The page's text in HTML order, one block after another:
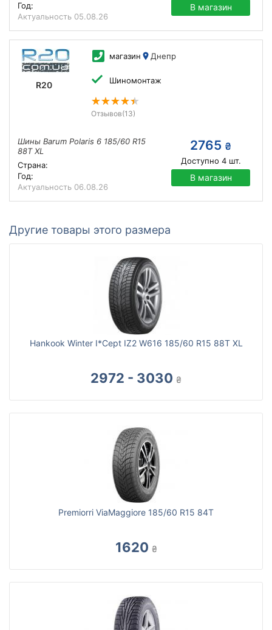
Год:
Актуальность 05.08.26
В магазин
R20
магазин Днепр
Шиномонтаж
Отзывов(13)
Шины Barum Polaris 6 185/60 R15
88T XL
Страна:
Год:
Актуальность 06.08.26
2765 ₴
Доступно 4шт.
В магазин
Другие товары этого размера
Hankook Winter I*Cept IZ2 W616 185/60 R15 88T XL
2972 - 3030 ₴
Premiorri ViaMaggiore 185/60 R15 84T
1620 ₴